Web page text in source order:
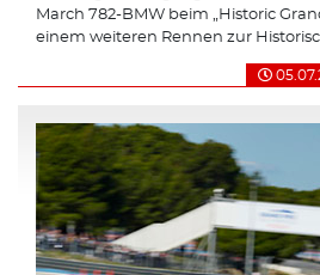
March 782-BMW beim „Historic
einem weiteren Rennen zur